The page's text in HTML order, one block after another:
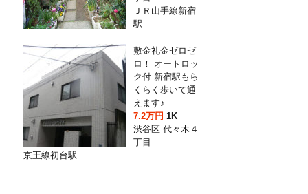
ＪＲ山手線新宿
駅
敷金礼金ゼロゼ
ロ！ オートロッ
ク付 新宿駅もら
くらく歩いて通
えます♪
7.2万円1K
渋谷区 代々木４
丁目
京王線初台駅